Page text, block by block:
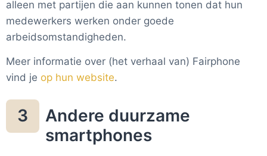
alleen met partijen die aan kunnen tonen dat hun
medewerkers werken onder goede
arbeidsomstandigheden.
Meer informatie over (het verhaal van) Fairphone
vind je op hun website.
3
Andere duurzame
smartphones